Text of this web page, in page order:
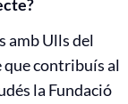
amb Ulls del
que contribuís al
la Fundació